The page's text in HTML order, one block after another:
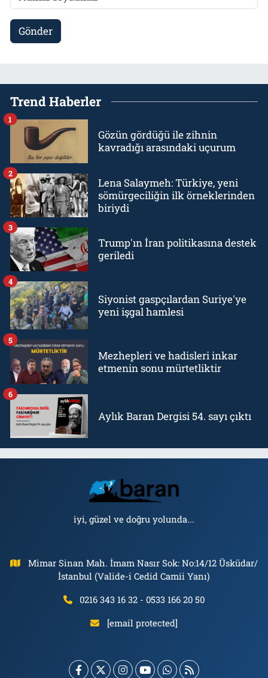
Gönder
Trend Haberler
Gözün gördüğü ile zihnin
kavradığı arasındaki uçurum
1
Lena Salaymeh: Türkiye, yeni
sömürgeciliğin ilk örneklerinden
biriydi
2
Trump'ın İran politikasına destek
geriledi
3
Siyonist gaspçılardan Suriye'ye
yeni işgal hamlesi
4
Mezhepleri ve hadisleri inkar
etmenin sonu mürtetliktir
5
Aylık Baran Dergisi 54. sayı çıktı
6
iyi, güzel ve doğru yolunda...
Mimar Sinan Mah. İmam Nasır Sok: No:14/12 Üsküdar/
İstanbul (Valide-i Cedid Camii Yanı)
0216 343 16 32 - 0533 166 20 50
[email protected]